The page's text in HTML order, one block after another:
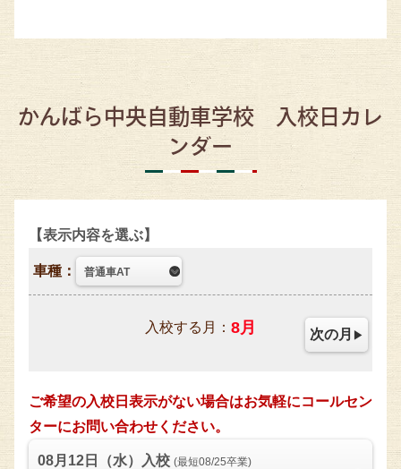
かんばら中央自動車学校 入校日カレ
ンダー
表示内容を選ぶ
車種：
入校する月： 8月 次の月
ご希望の入校日表示がない場合はお気軽にコールセン
ターにお問い合わせください。
08月12日（水）入校 (最短08/25卒業)